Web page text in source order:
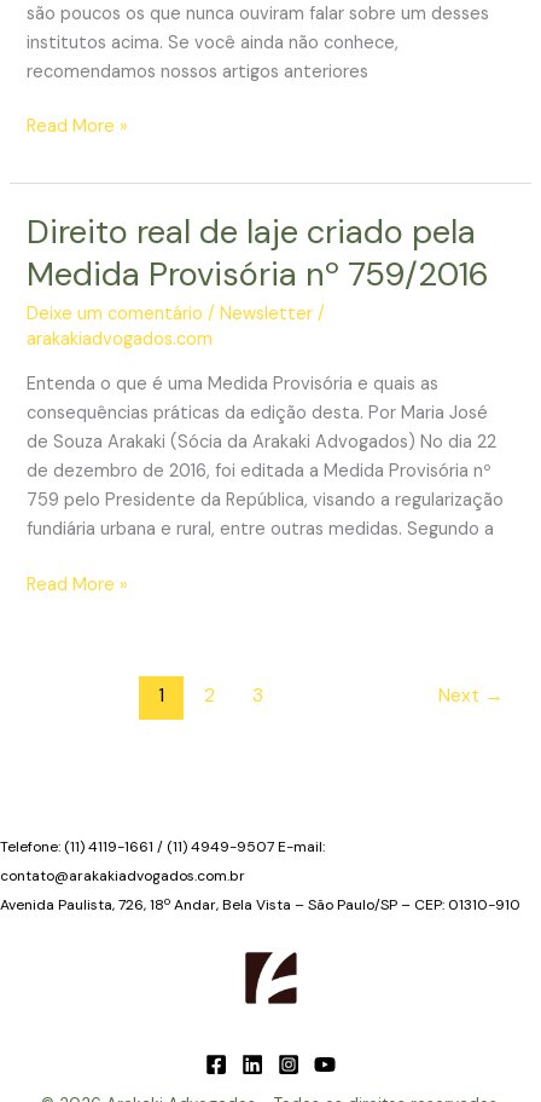
são poucos os que nunca ouviram falar sobre um desses
institutos acima. Se você ainda não conhece,
recomendamos nossos artigos anteriores
Multipropriedade:
uso
de
bens
que
chegou
e
veio
para
ficar
Read More »
Direito real de laje criado pela
Medida Provisória nº 759/2016
Deixe um comentário /Newsletter /
arakakiadvogados.com
Entenda o que é uma Medida Provisória e quais as
consequências práticas da edição desta. Por Maria José
de Souza Arakaki (Sócia da Arakaki Advogados) No dia 22
de dezembro de 2016, foi editada a Medida Provisória nº
759 pelo Presidente da República, visando a regularização
fundiária urbana e rural, entre outras medidas. Segundo a
Direito
759/2016
Read More »
1 2 3 Next →
Telefone: (11) 4119-1661 / (11) 4949-9507 E-mail:
contato@arakakiadvogados.com.br
Avenida Paulista, 726, 18º Andar, Bela Vista – São Paulo/SP – CEP: 01310-910